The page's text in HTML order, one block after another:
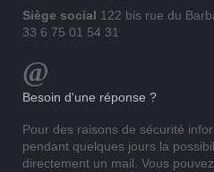
Siège social 122 bis rue du
33 6 75 01 54 31
Besoin d'une réponse ?
Pour des raisons de sécurité
pendant quelques jours la
directement un mail. Vous